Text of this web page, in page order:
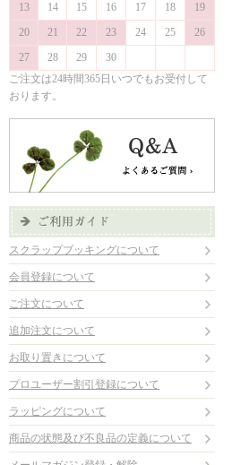
13
14 15 16 17 18
19
20
21 22 23 24 25
26
27
28 29
30
ご注文は24時間365日いつでもお受付して
おります。
スクラップブッキングについて
会員登録について
ご注文について
追加注文について
お取り置きについて
プロユーザー割引登録について
ラッピングについて
商品の状態及び不良品の定義について